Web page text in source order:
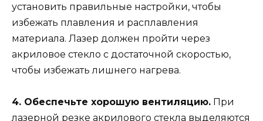
установить правильные настройки, чтобы
избежать плавления и расплавления
материала. Лазер должен пройти через
акриловое стекло с достаточной скоростью,
чтобы избежать лишнего нагрева.
4. Обеспечьте хорошую вентиляцию. При
лазерной резке акрилового стекла выделяются